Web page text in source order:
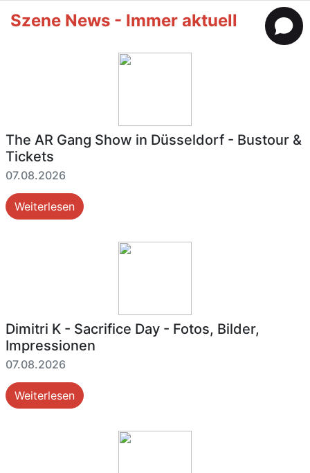
Szene News - Immer aktuell
The AR Gang Show in Düsseldorf - Bustour &
Tickets
07.08.2026
Weiterlesen
Dimitri K - Sacrifice Day - Fotos, Bilder,
Impressionen
07.08.2026
Weiterlesen